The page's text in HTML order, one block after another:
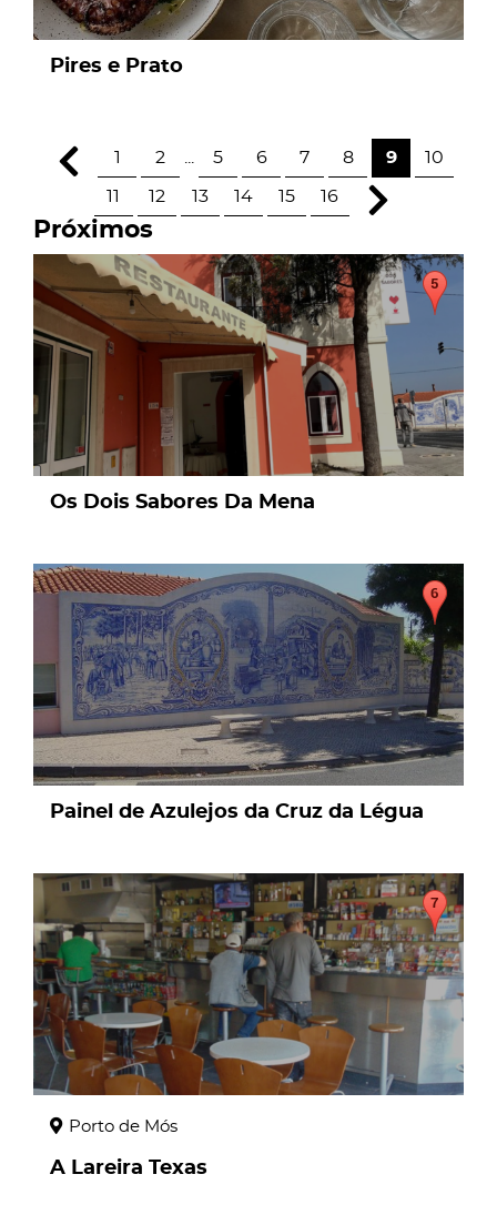
Pires e Prato
1 2 5 6 7 8 9 10
11 12 13 14 15 16
Próximos
page
Os Dois Sabores Da Mena
page
Painel de Azulejos da Cruz da Légua
page
Porto de Mós
A Lareira Texas